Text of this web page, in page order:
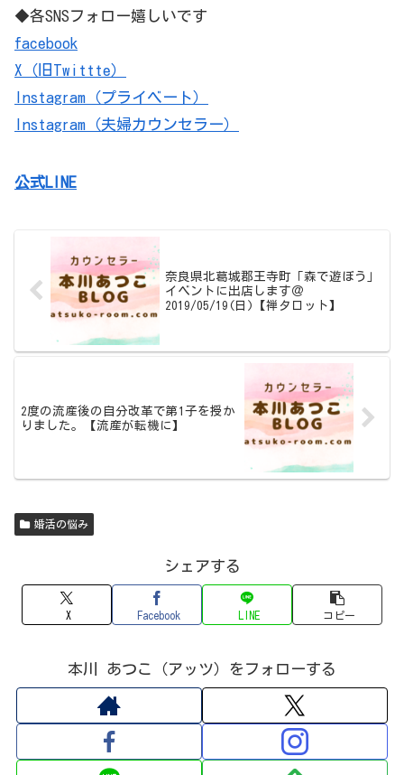
◆各SNSフォロー嬉しいです
facebook
X（旧Twittte）
Instagram（プライベート）
Instagram（夫婦カウンセラー）
公式LINE
奈良県北葛城郡王寺町「森で遊ぼう」
イベントに出店します＠
2019/05/19(日)【禅タロット】
2度の流産後の自分改革で第1子を授か
りました。【流産が転機に】
婚活の悩み
シェアする
X Facebook LINE コピー
本川 あつこ（アッツ）をフォローする